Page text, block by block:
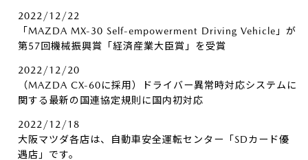
2022/12/22
「MAZDA MX-30 Self-empowerment Driving Vehicle」が
第57回機械振興賞「経済産業大臣賞」を受賞
2022/12/20
（MAZDA CX-60に採用）ドライバー異常時対応システムに
関する最新の国連協定規則に国内初対応
2022/12/18
大阪マツダ各店は、自動車安全運転センター「SDカード優
遇店」です。